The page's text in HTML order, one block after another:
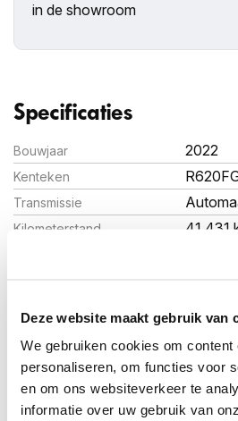
Deze website maakt gebruik van
We gebruiken cookies om content
personaliseren, om functies voor
en om ons websiteverkeer te
informatie over uw gebruik van
in de showroom
Specificaties
Bouwjaar 2022
Kenteken
Transmissie
Kilometerstand 41.431
Bekijk alle specificaties